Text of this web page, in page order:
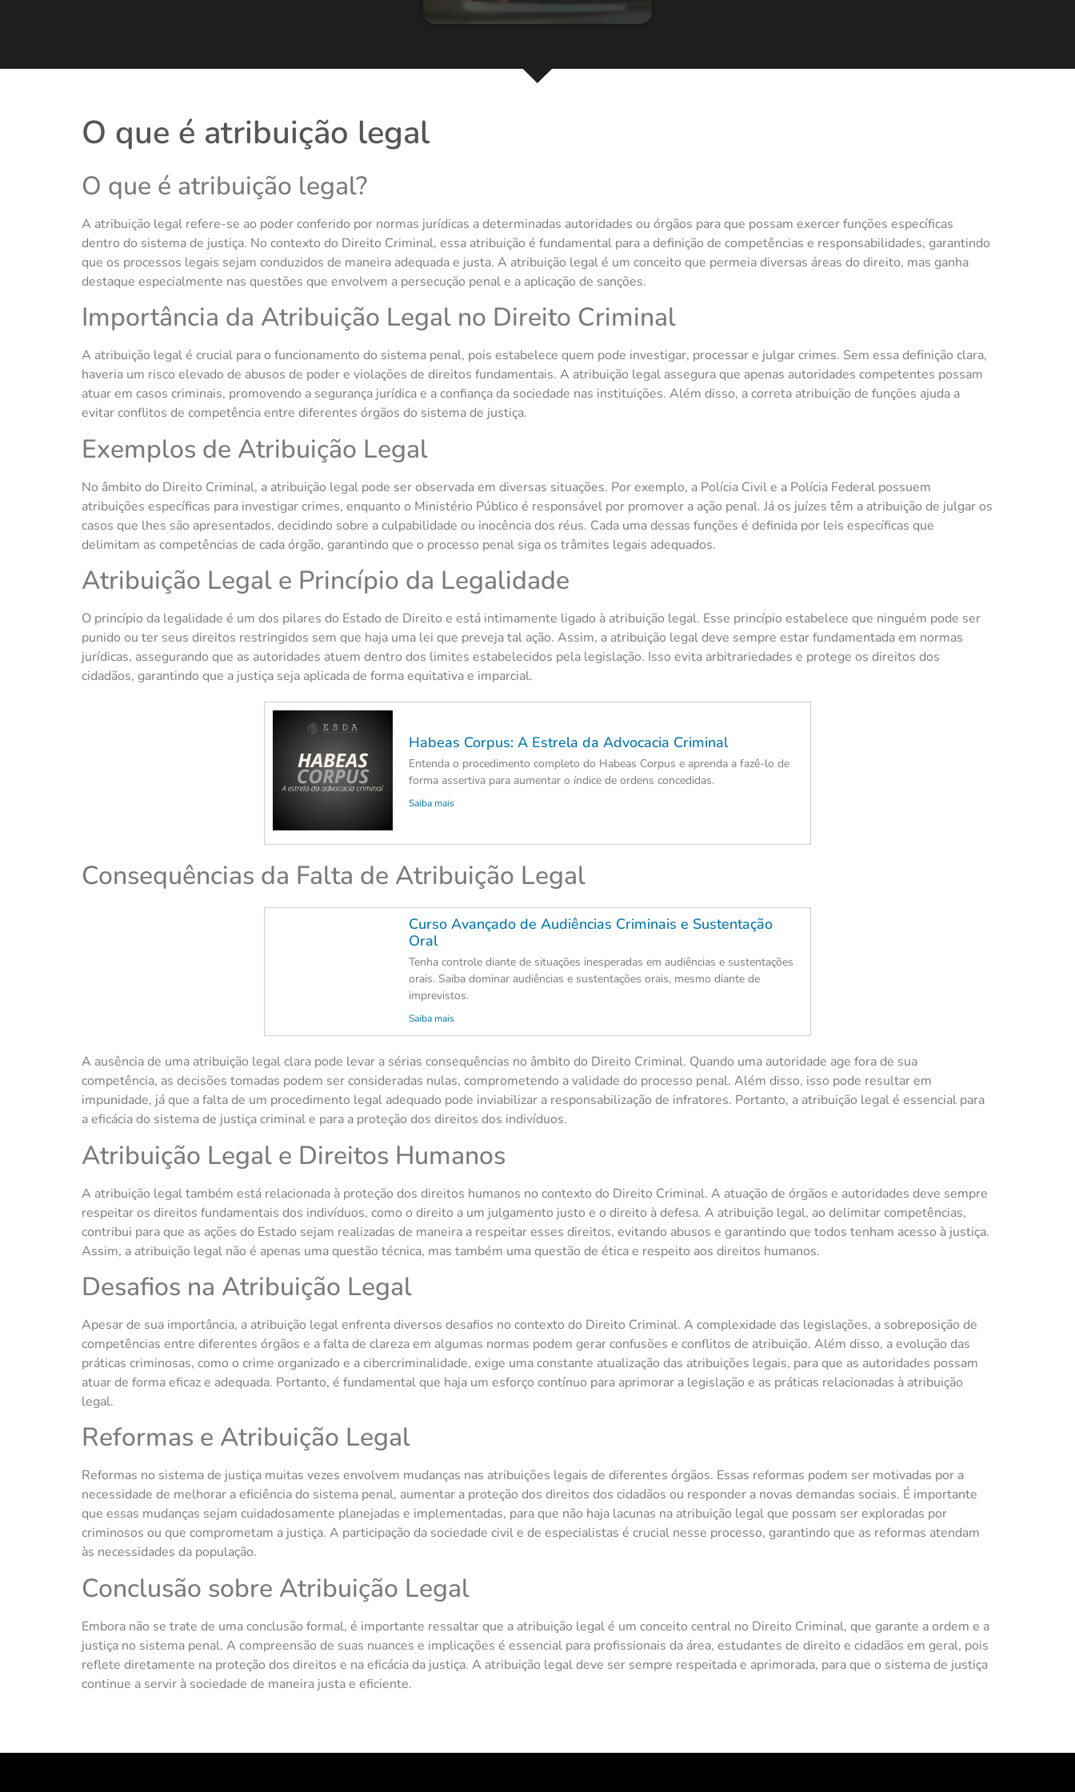
O que é atribuição legal
O que é atribuição legal?
A atribuição legal refere-se ao poder conferido por normas jurídicas a determinadas autoridades ou órgãos para que possam exercer funções específicas
dentro do sistema de justiça. No contexto do Direito Criminal, essa atribuição é fundamental para a definição de competências e responsabilidades, garantindo
que os processos legais sejam conduzidos de maneira adequada e justa. A atribuição legal é um conceito que permeia diversas áreas do direito, mas ganha
destaque especialmente nas questões que envolvem a persecução penal e a aplicação de sanções.
Importância da Atribuição Legal no Direito Criminal
A atribuição legal é crucial para o funcionamento do sistema penal, pois estabelece quem pode investigar, processar e julgar crimes. Sem essa definição clara,
haveria um risco elevado de abusos de poder e violações de direitos fundamentais. A atribuição legal assegura que apenas autoridades competentes possam
atuar em casos criminais, promovendo a segurança jurídica e a confiança da sociedade nas instituições. Além disso, a correta atribuição de funções ajuda a
evitar conflitos de competência entre diferentes órgãos do sistema de justiça.
Exemplos de Atribuição Legal
No âmbito do Direito Criminal, a atribuição legal pode ser observada em diversas situações. Por exemplo, a Polícia Civil e a Polícia Federal possuem
atribuições específicas para investigar crimes, enquanto o Ministério Público é responsável por promover a ação penal. Já os juízes têm a atribuição de julgar os
casos que lhes são apresentados, decidindo sobre a culpabilidade ou inocência dos réus. Cada uma dessas funções é definida por leis específicas que
delimitam as competências de cada órgão, garantindo que o processo penal siga os trâmites legais adequados.
Atribuição Legal e Princípio da Legalidade
O princípio da legalidade é um dos pilares do Estado de Direito e está intimamente ligado à atribuição legal. Esse princípio estabelece que ninguém pode ser
punido ou ter seus direitos restringidos sem que haja uma lei que preveja tal ação. Assim, a atribuição legal deve sempre estar fundamentada em normas
jurídicas, assegurando que as autoridades atuem dentro dos limites estabelecidos pela legislação. Isso evita arbitrariedades e protege os direitos dos
cidadãos, garantindo que a justiça seja aplicada de forma equitativa e imparcial.
Habeas Corpus: A Estrela da Advocacia Criminal
Entenda o procedimento completo do Habeas Corpus e aprenda a fazê-lo de
forma assertiva para aumentar o índice de ordens concedidas.
Saiba mais
Consequências da Falta de Atribuição Legal
Curso Avançado de Audiências Criminais e Sustentação
Oral
Tenha controle diante de situações inesperadas em audiências e sustentações
orais. Saiba dominar audiências e sustentações orais, mesmo diante de
imprevistos.
Saiba mais
A ausência de uma atribuição legal clara pode levar a sérias consequências no âmbito do Direito Criminal. Quando uma autoridade age fora de sua
competência, as decisões tomadas podem ser consideradas nulas, comprometendo a validade do processo penal. Além disso, isso pode resultar em
impunidade, já que a falta de um procedimento legal adequado pode inviabilizar a responsabilização de infratores. Portanto, a atribuição legal é essencial para
a eficácia do sistema de justiça criminal e para a proteção dos direitos dos indivíduos.
Atribuição Legal e Direitos Humanos
A atribuição legal também está relacionada à proteção dos direitos humanos no contexto do Direito Criminal. A atuação de órgãos e autoridades deve sempre
respeitar os direitos fundamentais dos indivíduos, como o direito a um julgamento justo e o direito à defesa. A atribuição legal, ao delimitar competências,
contribui para que as ações do Estado sejam realizadas de maneira a respeitar esses direitos, evitando abusos e garantindo que todos tenham acesso à justiça.
Assim, a atribuição legal não é apenas uma questão técnica, mas também uma questão de ética e respeito aos direitos humanos.
Desafios na Atribuição Legal
Apesar de sua importância, a atribuição legal enfrenta diversos desafios no contexto do Direito Criminal. A complexidade das legislações, a sobreposição de
competências entre diferentes órgãos e a falta de clareza em algumas normas podem gerar confusões e conflitos de atribuição. Além disso, a evolução das
práticas criminosas, como o crime organizado e a cibercriminalidade, exige uma constante atualização das atribuições legais, para que as autoridades possam
atuar de forma eficaz e adequada. Portanto, é fundamental que haja um esforço contínuo para aprimorar a legislação e as práticas relacionadas à atribuição
legal.
Reformas e Atribuição Legal
Reformas no sistema de justiça muitas vezes envolvem mudanças nas atribuições legais de diferentes órgãos. Essas reformas podem ser motivadas por a
necessidade de melhorar a eficiência do sistema penal, aumentar a proteção dos direitos dos cidadãos ou responder a novas demandas sociais. É importante
que essas mudanças sejam cuidadosamente planejadas e implementadas, para que não haja lacunas na atribuição legal que possam ser exploradas por
criminosos ou que comprometam a justiça. A participação da sociedade civil e de especialistas é crucial nesse processo, garantindo que as reformas atendam
às necessidades da população.
Conclusão sobre Atribuição Legal
Embora não se trate de uma conclusão formal, é importante ressaltar que a atribuição legal é um conceito central no Direito Criminal, que garante a ordem e a
justiça no sistema penal. A compreensão de suas nuances e implicações é essencial para profissionais da área, estudantes de direito e cidadãos em geral, pois
reflete diretamente na proteção dos direitos e na eficácia da justiça. A atribuição legal deve ser sempre respeitada e aprimorada, para que o sistema de justiça
continue a servir à sociedade de maneira justa e eficiente.